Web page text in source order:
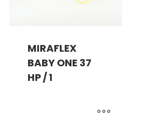
MIRAFLEX
BABY ONE 37
HP / 1